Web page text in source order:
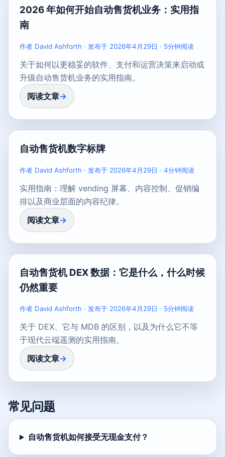
2026 年如何开始自动售货机业务：实用指
南
作者 David Ashforth · 发布于 2026年4月29日 · 5分钟阅读
关于如何以更稳妥的软件、支付和运营决策来启动或
升级自动售货机业务的实用指南。
阅读文章
自动售货机数字标牌
作者 David Ashforth · 发布于 2026年4月29日 · 4分钟阅读
实用指南：理解 vending 屏幕、内容控制、促销编
排以及商业层面的内容纪律。
阅读文章
自动售货机 DEX 数据：它是什么，什么时候
仍然重要
作者 David Ashforth · 发布于 2026年4月29日 · 5分钟阅读
关于 DEX、它与 MDB 的区别，以及为什么它不等
于现代云端遥测的实用指南。
阅读文章
常见问题
自动售货机如何接受无现金支付？